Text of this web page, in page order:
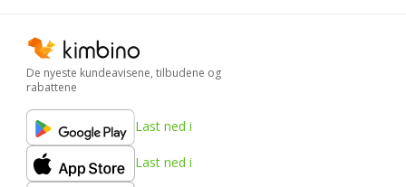
De nyeste kundeavisene, tilbudene og
rabattene
Last ned i
Last ned i